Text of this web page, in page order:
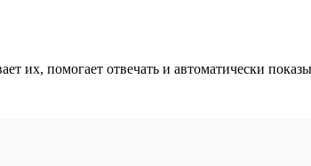
их, помогает отвечать и автоматически